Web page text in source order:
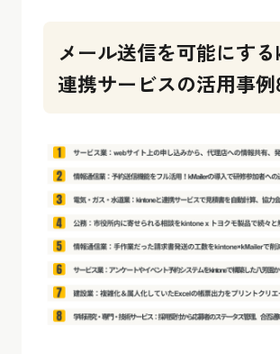
メール送信を可能にす
連携サービスの活用事例